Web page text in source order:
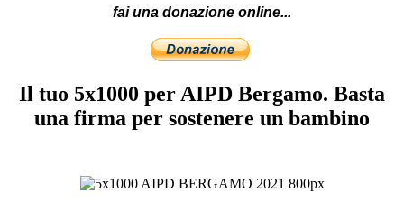
fai una donazione online...
Il tuo 5x1000 per AIPD Bergamo. Basta
una firma per sostenere un bambino